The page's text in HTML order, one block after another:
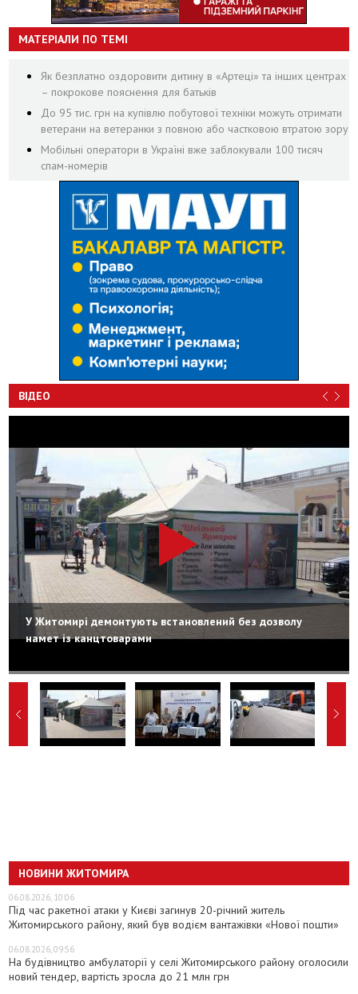
МАТЕРІАЛИ ПО ТЕМІ
Як безплатно оздоровити дитину в «Артеці» та інших центрах
– покрокове пояснення для батьків
До 95 тис. грн на купівлю побутової техніки можуть отримати
ветерани на ветеранки з повною або частковою втратою зору
Мобільні оператори в Україні вже заблокували 100 тисяч
спам-номерів
ВІДЕО
У Житомирі демонтують встановлений без дозволу
намет із канцтоварами
НОВИНИ ЖИТОМИРА
06.08.2026, 10:06
Під час ракетної атаки у Києві загинув 20-річний житель
Житомирського району, який був водієм вантажівки «Нової пошти»
06.08.2026, 09:56
На будівництво амбулаторії у селі Житомирського району оголосили
новий тендер, вартість зросла до 21 млн грн